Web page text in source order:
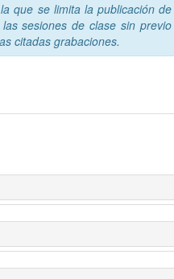
que se limita la publicación de
sesiones de clase sin previo
citadas grabaciones.